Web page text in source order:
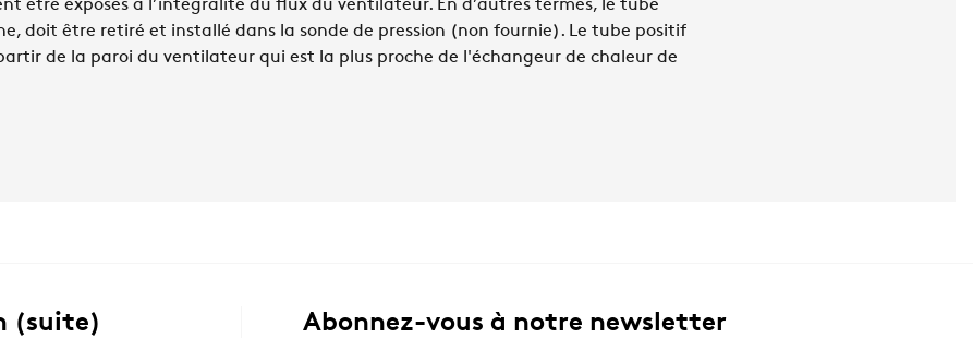
être exposés à l’intégralité du flux du ventilateur. En d’autres termes, le tube
doit être retiré et installé dans la sonde de pression (non fournie). Le tube positif
de la paroi du ventilateur qui est la plus proche de l'échangeur de chaleur de
(suite) Abonnez-vous à notre newsletter